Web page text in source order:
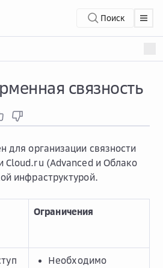
Поиск
связность
для организации связности
(Advanced и Облако
инфраструктурой.
Ограничения
Необходимо